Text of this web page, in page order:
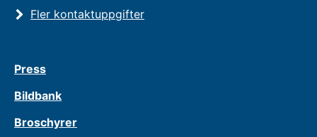
Fler kontaktuppgifter
Press
Bildbank
Broschyrer